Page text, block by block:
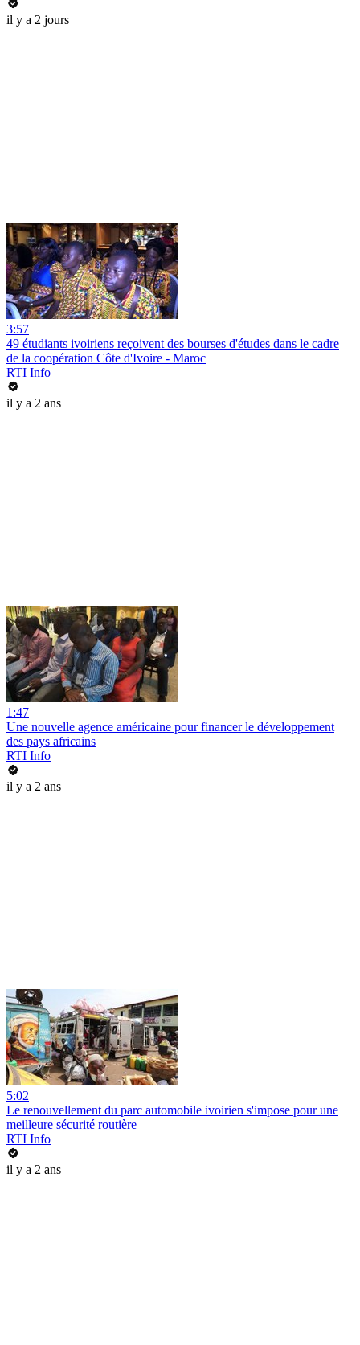
il y a 2 jours
3:57
49 étudiants ivoiriens reçoivent des bourses d'études dans le cadre
de la coopération Côte d'Ivoire - Maroc
RTI Info
il y a 2 ans
1:47
Une nouvelle agence américaine pour financer le développement
des pays africains
RTI Info
il y a 2 ans
5:02
Le renouvellement du parc automobile ivoirien s'impose pour une
meilleure sécurité routière
RTI Info
il y a 2 ans